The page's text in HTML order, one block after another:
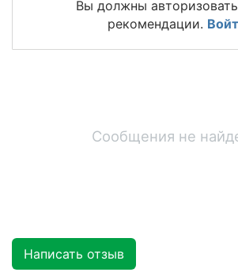
Вы должны
рекомендации.
Сообщения не
Написать отзыв